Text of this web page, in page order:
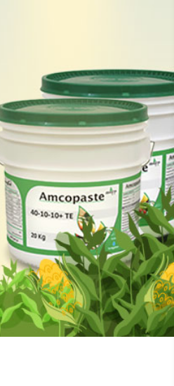
in Abdullah II
in Sahab;
of capital